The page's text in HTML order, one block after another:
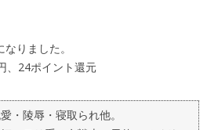
りました。
、24ポイント還元
・陵辱・寝取られ他。